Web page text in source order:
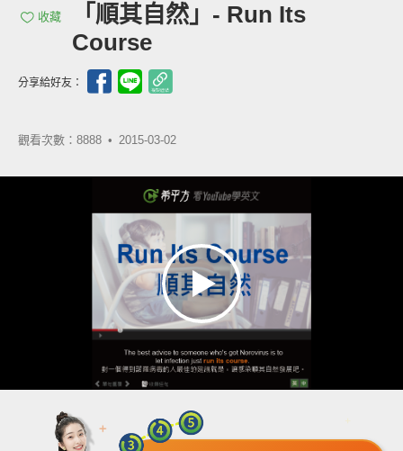
收藏
「順其自然」- Run Its
Course
分享給好友：
觀看次數：8888 • 2015-03-02